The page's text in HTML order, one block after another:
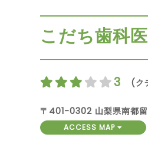
こだち歯科
3 (ク
〒401-0302 山梨県南都
ACCESS MAP